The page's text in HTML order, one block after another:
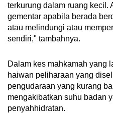
terkurung dalam ruang kecil.
gementar apabila berada
atau melindungi atau
sendiri," tambahnya.
Dalam kes mahkamah yang
haiwan peliharaan yang
pengudaraan yang kurang
mengakibatkan suhu badan
penyahhidratan.